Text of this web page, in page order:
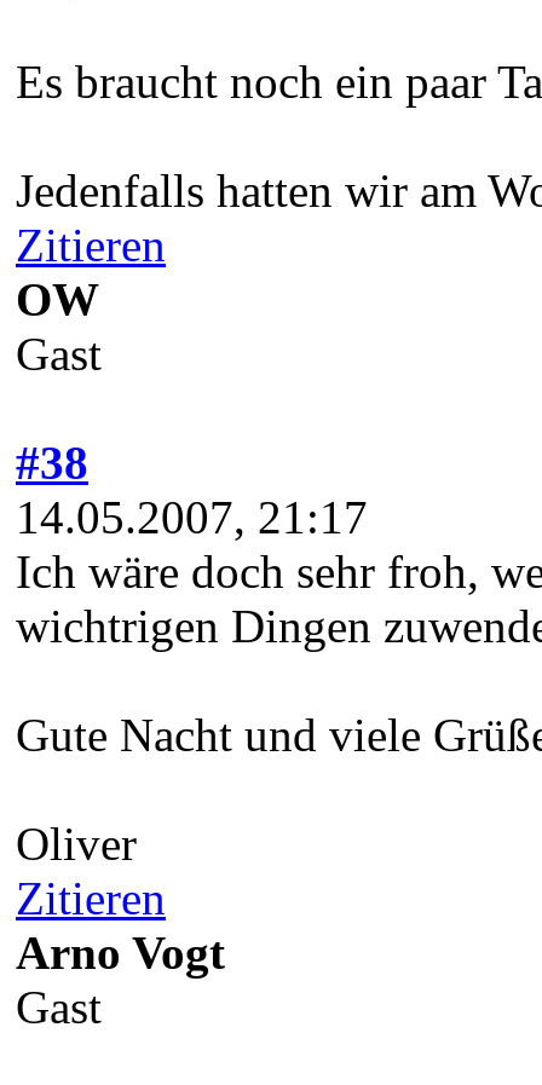
Es braucht noch ein paar
Jedenfalls hatten wir am
Zitieren
OW
Gast
#38
14.05.2007, 21:17
Ich wäre doch sehr froh,
wichtrigen Dingen
Gute Nacht und viele
Oliver
Zitieren
Arno Vogt
Gast